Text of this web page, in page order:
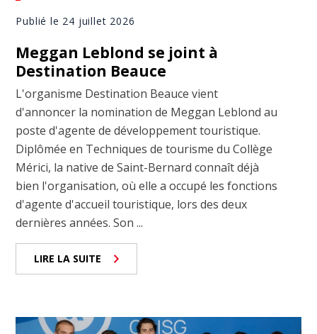
Publié le 24 juillet 2026
Meggan Leblond se joint à
Destination Beauce
L'organisme Destination Beauce vient
d'annoncer la nomination de Meggan Leblond au
poste d'agente de développement touristique.
Diplômée en Techniques de tourisme du Collège
Mérici, la native de Saint-Bernard connaît déjà
bien l'organisation, où elle a occupé les fonctions
d'agente d'accueil touristique, lors des deux
dernières années. Son ...
LIRE LA SUITE